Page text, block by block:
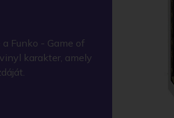
Funko - Game of
karakter, amely